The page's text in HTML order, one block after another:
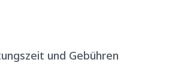
und Gebühren